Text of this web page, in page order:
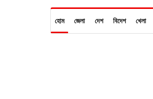
হোম জেলা দেশ বিদেশ খেলা